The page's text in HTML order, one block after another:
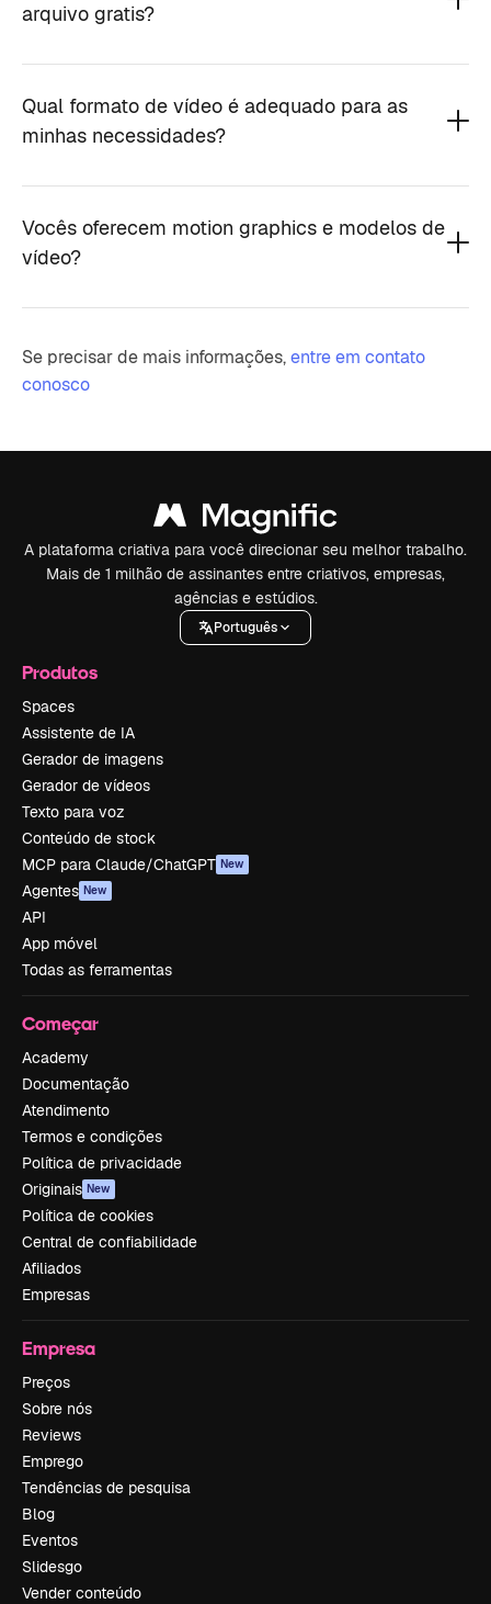
arquivo gratis?
Qual formato de vídeo é adequado para as
minhas necessidades?
Vocês oferecem motion graphics e modelos de
vídeo?
Se precisar de mais informações,entre em contato
conosco
A plataforma criativa para você direcionar seu melhor trabalho.
Mais de 1 milhão de assinantes entre criativos, empresas,
agências e estúdios.
Português
Produtos
Spaces
Assistente de IA
Gerador de imagens
Gerador de vídeos
Texto para voz
Conteúdo de stock
MCP para Claude/ChatGPT New
Agentes New
API
App móvel
Todas as ferramentas
Começar
Academy
Documentação
Atendimento
Termos e condições
Política de privacidade
Originais New
Política de cookies
Central de confiabilidade
Afiliados
Empresas
Empresa
Preços
Sobre nós
Reviews
Emprego
Tendências de pesquisa
Blog
Eventos
Slidesgo
Vender conteúdo